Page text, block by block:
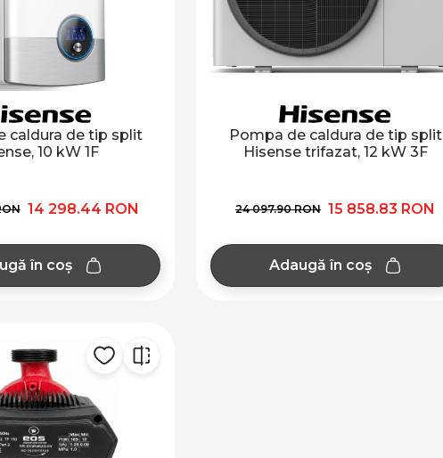
caldura de tip split
10 kW 1F
14 298.44 RON
în coș
Pompa de caldura de tip split
Hisense trifazat, 12 kW 3F
24 097.90 RON 15 858.83 RON
Adaugă în coș